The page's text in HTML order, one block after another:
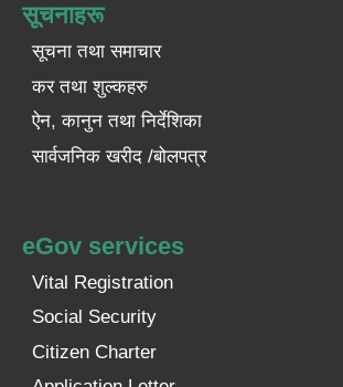
सूचनाहरू
सूचना तथा समाचार
कर तथा शुल्कहरु
ऐन, कानुन तथा निर्देशिका
सार्वजनिक खरीद /बोलपत्र
eGov services
Vital Registration
Social Security
Citizen Charter